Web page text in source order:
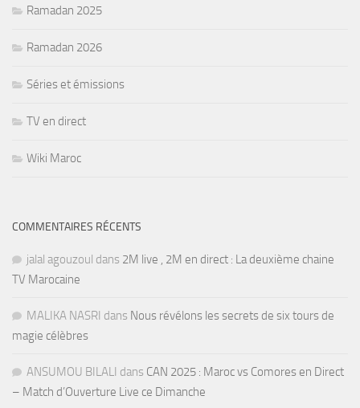
Ramadan 2025
Ramadan 2026
Séries et émissions
TV en direct
Wiki Maroc
COMMENTAIRES RÉCENTS
jalal agouzoul dans 2M live , 2M en direct : La deuxième chaine
TV Marocaine
MALIKA NASRI dans Nous révélons les secrets de six tours de
magie célèbres
ANSUMOU BILALI dans CAN 2025 : Maroc vs Comores en Direct
– Match d’Ouverture Live ce Dimanche